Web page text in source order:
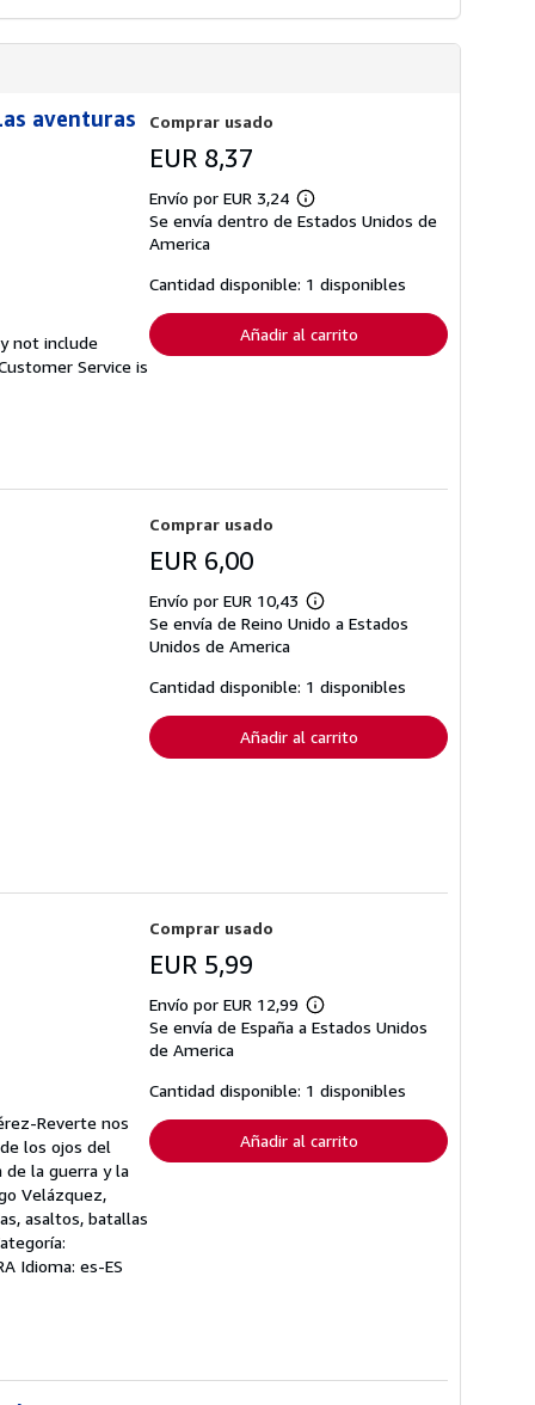
aventuras
not include
Service is
Comprar usado
EUR 8,37
Envío por EUR 3,24
Más
información
tarifas
de
envío
Se envía dentro de Estados Unidos de
America
Cantidad disponible: 1 disponibles
Añadir al carrito
Comprar usado
EUR 6,00
Envío por EUR 10,43
Más
información
tarifas
de
envío
Se envía de Reino Unido a Estados
Unidos de America
Cantidad disponible: 1 disponibles
Añadir al carrito
Reverte nos
los ojos del
de la guerra y la
Velázquez,
asaltos, batallas
Idioma: es-ES
Comprar usado
EUR 5,99
Envío por EUR 12,99
Más
información
tarifas
de
envío
Se envía de España a Estados Unidos
de America
Cantidad disponible: 1 disponibles
Añadir al carrito